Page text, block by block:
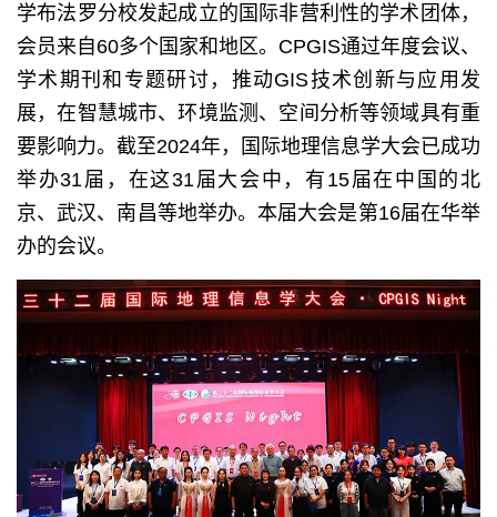
学布法罗分校发起成立的国际非营利性的学术团体，
会员来自60多个国家和地区。CPGIS通过年度会议、
学术期刊和专题研讨，推动GIS技术创新与应用发
展，在智慧城市、环境监测、空间分析等领域具有重
要影响力。截至2024年，国际地理信息学大会已成功
举办31届，在这31届大会中，有15届在中国的北
京、武汉、南昌等地举办。本届大会是第16届在华举
办的会议。